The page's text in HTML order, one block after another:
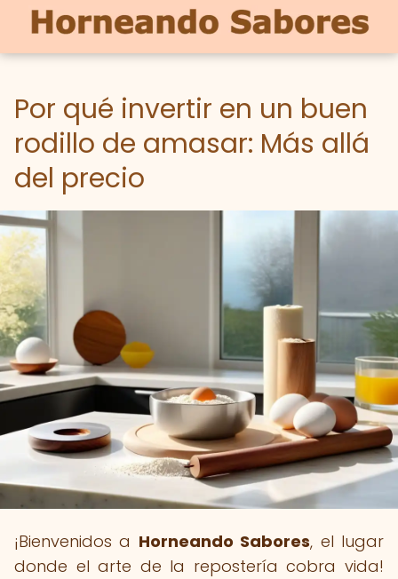
Por qué invertir en un buen
rodillo de amasar: Más allá
del precio
¡Bienvenidos a Horneando Sabores, el lugar
donde el arte de la repostería cobra vida!